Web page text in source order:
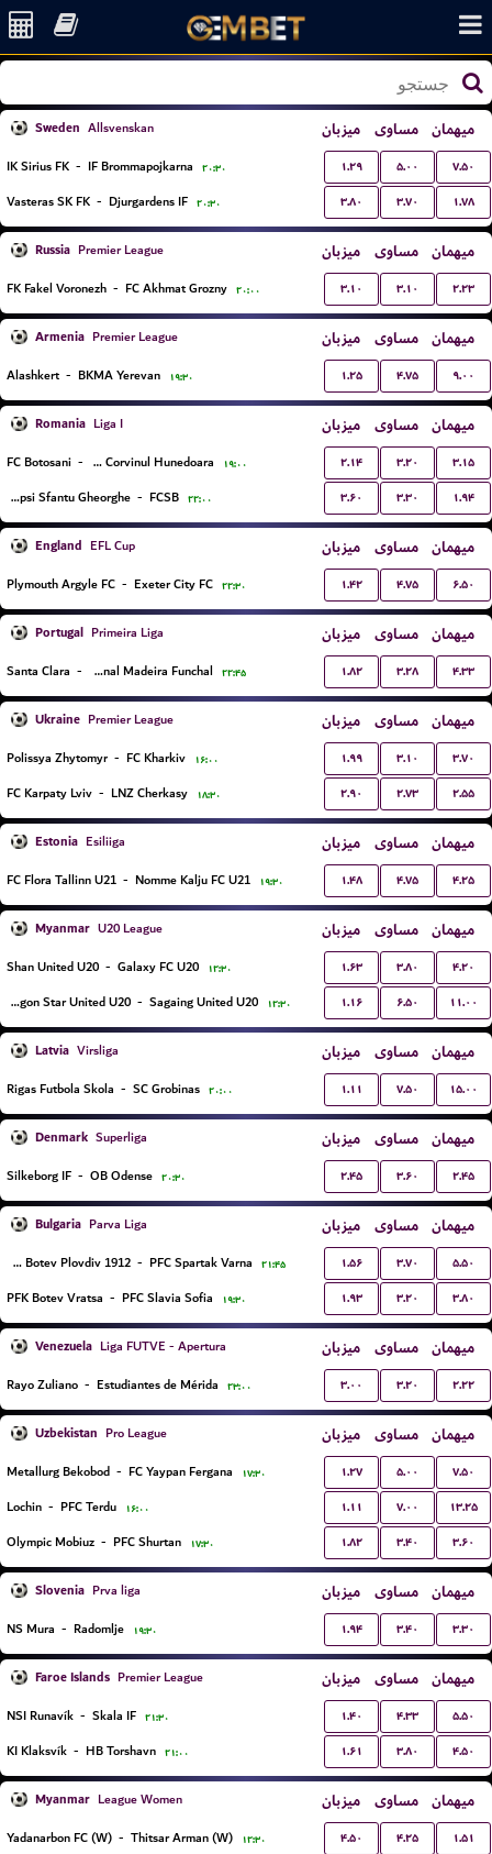
Sweden Allsvenskan میزبان مساوی میهمان
IK Sirius FK - IF Brommapojkarna ۲۰:۳۰ ۱.۲۹ ۵.۰۰ ۷.۵۰
Vasteras SK FK - Djurgardens IF ۲۰:۳۰ ۳.۸۰ ۳.۷۰ ۱.۷۸
Russia Premier League میزبان مساوی میهمان
FK Fakel Voronezh - FC Akhmat Grozny ۲۰:۰۰ ۳.۱۰ ۳.۱۰ ۲.۲۳
Armenia Premier League میزبان مساوی میهمان
Alashkert - BKMA Yerevan ۱۹:۳۰ ۱.۲۵ ۴.۷۵ ۹.۰۰
Romania Liga I میزبان مساوی میهمان
FC Botosani - CS Corvinul Hunedoara ۱۹:۰۰ ۲.۱۴ ۳.۲۰ ۳.۱۵
Sepsi Sfantu Gheorghe - FCSB ۲۲:۰۰ ۳.۶۰ ۳.۳۰ ۱.۹۴
England EFL Cup میزبان مساوی میهمان
Plymouth Argyle FC - Exeter City FC ۲۲:۳۰ ۱.۴۲ ۴.۷۵ ۶.۵۰
Portugal Primeira Liga میزبان مساوی میهمان
Santa Clara - Nacional Madeira Funchal ۲۲:۴۵ ۱.۸۲ ۳.۲۸ ۴.۳۳
Ukraine Premier League میزبان مساوی میهمان
Polissya Zhytomyr - FC Kharkiv ۱۶:۰۰ ۱.۹۹ ۳.۱۰ ۳.۷۰
FC Karpaty Lviv - LNZ Cherkasy ۱۸:۳۰ ۲.۹۰ ۲.۷۳ ۲.۵۵
Estonia Esiliiga میزبان مساوی میهمان
FC Flora Tallinn U21 - Nomme Kalju FC U21 ۱۹:۳۰ ۱.۴۸ ۴.۷۵ ۴.۲۵
Myanmar U20 League میزبان مساوی میهمان
Shan United U20 - Galaxy FC U20 ۱۲:۳۰ ۱.۶۳ ۳.۸۰ ۴.۲۰
Dagon Star United U20 - Sagaing United U20 ۱۲:۳۰ ۱.۱۶ ۶.۵۰ ۱۱.۰۰
Latvia Virsliga میزبان مساوی میهمان
Rigas Futbola Skola - SC Grobinas ۲۰:۰۰ ۱.۱۱ ۷.۵۰ ۱۵.۰۰
Denmark Superliga میزبان مساوی میهمان
Silkeborg IF - OB Odense ۲۰:۳۰ ۲.۴۵ ۳.۶۰ ۲.۴۵
Bulgaria Parva Liga میزبان مساوی میهمان
PFC Botev Plovdiv 1912 - PFC Spartak Varna ۲۱:۴۵ ۱.۵۶ ۳.۷۰ ۵.۵۰
PFK Botev Vratsa - PFC Slavia Sofia ۱۹:۳۰ ۱.۹۳ ۳.۲۰ ۳.۸۰
Venezuela Liga FUTVE - Apertura میزبان مساوی میهمان
Rayo Zuliano - Estudiantes de Mérida ۲۳:۰۰ ۳.۰۰ ۳.۲۰ ۲.۲۲
Uzbekistan Pro League میزبان مساوی میهمان
Metallurg Bekobod - FC Yaypan Fergana ۱۷:۳۰ ۱.۲۷ ۵.۰۰ ۷.۵۰
Lochin - PFC Terdu ۱۶:۰۰ ۱.۱۱ ۷.۰۰ ۱۳.۲۵
Olympic Mobiuz - PFC Shurtan ۱۷:۳۰ ۱.۸۲ ۳.۴۰ ۳.۶۰
Slovenia Prva liga میزبان مساوی میهمان
NS Mura - Radomlje ۱۹:۳۰ ۱.۹۴ ۳.۴۰ ۳.۳۰
Faroe Islands Premier League میزبان مساوی میهمان
NSI Runavík - Skala IF ۲۱:۳۰ ۱.۴۰ ۴.۳۳ ۵.۵۰
KI Klaksvík - HB Torshavn ۲۱:۰۰ ۱.۶۱ ۳.۸۰ ۴.۵۰
Myanmar League Women میزبان مساوی میهمان
Yadanarbon FC (W) - Thitsar Arman (W) ۱۲:۳۰ ۴.۵۰ ۴.۲۵ ۱.۵۱